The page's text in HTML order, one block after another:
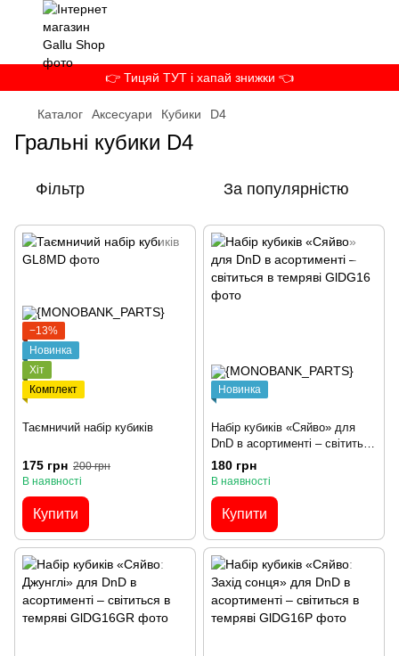
👉 Тицяй ТУТ і хапай знижки 👈
Каталог Аксесуари Кубики D4
Гральні кубики D4
Фільтр За популярністю
−13%
Новинка
Хіт
Комплект
Таємничий набір кубиків
175 грн 200 грн
В наявності
Купити
Новинка
Набір кубиків «Сяйво» для
DnD в асортименті – світиться
в темряві
180 грн
В наявності
Купити